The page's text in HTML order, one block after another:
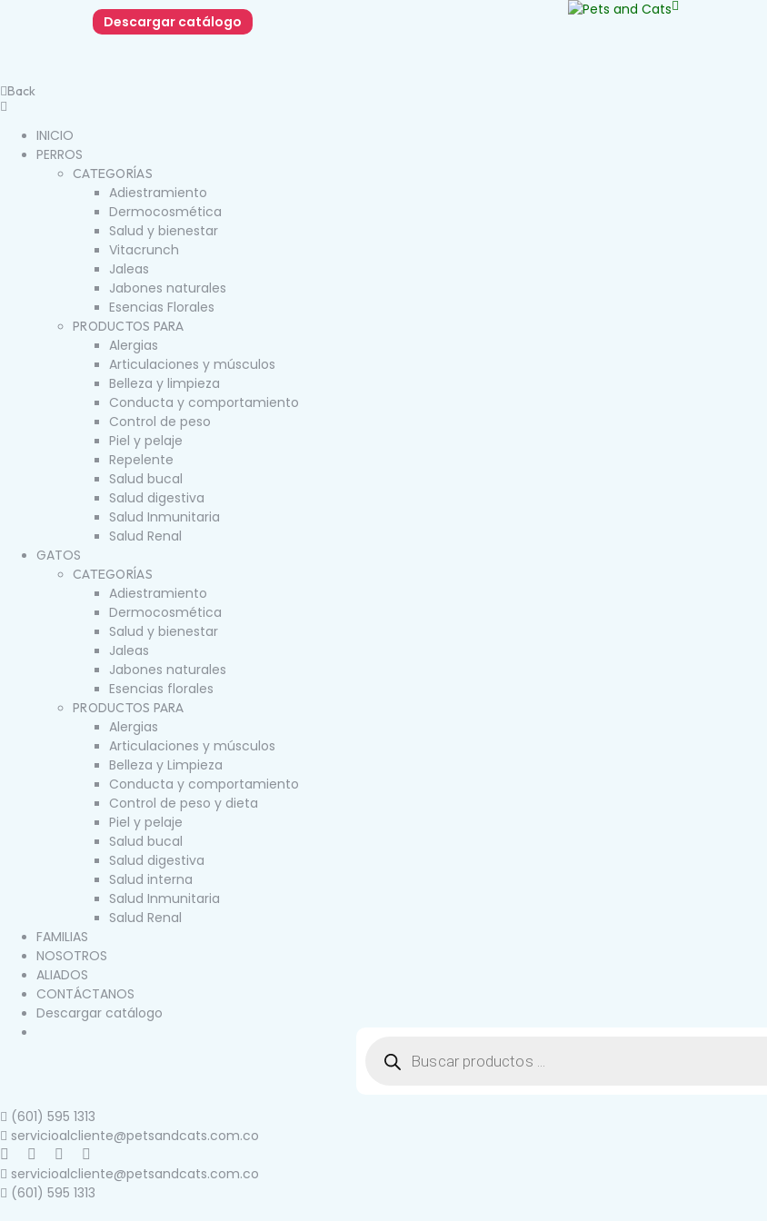
Descargar catálogo
Back
INICIO
PERROS
CATEGORÍAS
Adiestramiento
Dermocosmética
Salud y bienestar
Vitacrunch
Jaleas
Jabones naturales
Esencias Florales
PRODUCTOS PARA
Alergias
Articulaciones y músculos
Belleza y limpieza
Conducta y comportamiento
Control de peso
Piel y pelaje
Repelente
Salud bucal
Salud digestiva
Salud Inmunitaria
Salud Renal
GATOS
CATEGORÍAS
Adiestramiento
Dermocosmética
Salud y bienestar
Jaleas
Jabones naturales
Esencias florales
PRODUCTOS PARA
Alergias
Articulaciones y músculos
Belleza y Limpieza
Conducta y comportamiento
Control de peso y dieta
Piel y pelaje
Salud bucal
Salud digestiva
Salud interna
Salud Inmunitaria
Salud Renal
FAMILIAS
NOSOTROS
ALIADOS
CONTÁCTANOS
Descargar catálogo
(601) 595 1313
servicioalcliente@petsandcats.com.co
servicioalcliente@petsandcats.com.co
(601) 595 1313